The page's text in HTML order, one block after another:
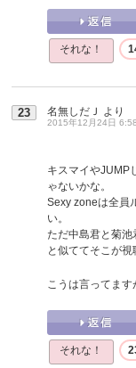
それな！
23 名無しだＪ より
2015年12月24日
キスマイやJUMP
ゃないかな。
Sexy zoneは全員
い。
ただ中島君と菊
と似ててそこが視
こうは言ってま
それな！